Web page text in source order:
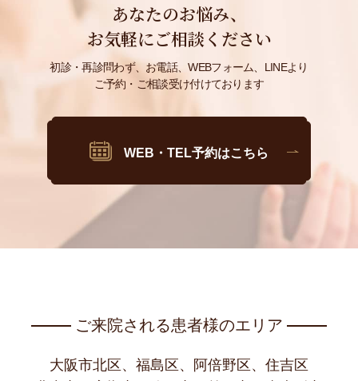
鼻・あご
あなたのお悩み、
お気軽にご相談ください
初診・再診問わず、お電話、WEBフォーム、LINEより
ご予約・ご相談受け付けております
WEB・TEL予約はこちら
ご来院される患者様のエリア
大阪市北区、福島区、阿倍野区、住吉区